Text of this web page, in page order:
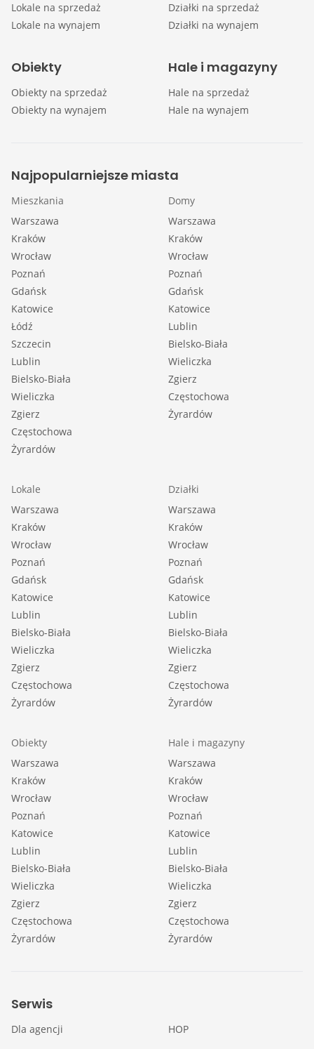
Lokale na sprzedaż
Lokale na wynajem
Działki na sprzedaż
Działki na wynajem
Obiekty
Obiekty na sprzedaż
Obiekty na wynajem
Hale i magazyny
Hale na sprzedaż
Hale na wynajem
Najpopularniejsze miasta
Mieszkania
Warszawa
Kraków
Wrocław
Poznań
Gdańsk
Katowice
Łódź
Szczecin
Lublin
Bielsko-Biała
Wieliczka
Zgierz
Częstochowa
Żyrardów
Domy
Warszawa
Kraków
Wrocław
Poznań
Gdańsk
Katowice
Lublin
Bielsko-Biała
Wieliczka
Zgierz
Częstochowa
Żyrardów
Lokale
Warszawa
Kraków
Wrocław
Poznań
Gdańsk
Katowice
Lublin
Bielsko-Biała
Wieliczka
Zgierz
Częstochowa
Żyrardów
Działki
Warszawa
Kraków
Wrocław
Poznań
Gdańsk
Katowice
Lublin
Bielsko-Biała
Wieliczka
Zgierz
Częstochowa
Żyrardów
Obiekty
Warszawa
Kraków
Wrocław
Poznań
Katowice
Lublin
Bielsko-Biała
Wieliczka
Zgierz
Częstochowa
Żyrardów
Hale i magazyny
Warszawa
Kraków
Wrocław
Poznań
Katowice
Lublin
Bielsko-Biała
Wieliczka
Zgierz
Częstochowa
Żyrardów
Serwis
Dla agencji HOP